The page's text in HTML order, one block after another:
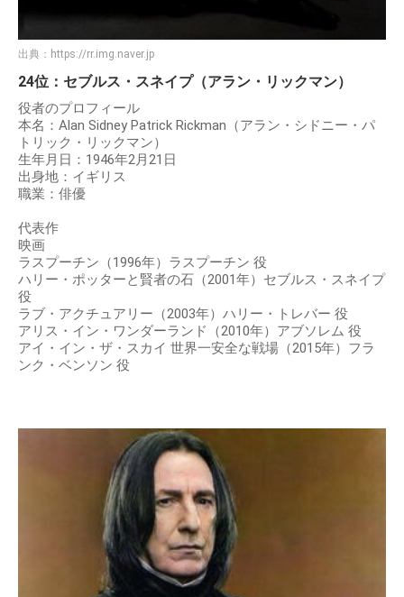
出典： https://rr.img.naver.jp
24位：セブルス・スネイプ（アラン・リックマン）
役者のプロフィール
本名：Alan Sidney Patrick Rickman（アラン・シドニー・パ
トリック・リックマン）
生年月日：1946年2月21日
出身地：イギリス
職業：俳優
代表作
映画
ラスプーチン（1996年）ラスプーチン 役
ハリー・ポッターと賢者の石（2001年）セブルス・スネイプ
役
ラブ・アクチュアリー（2003年）ハリー・トレバー 役
アリス・イン・ワンダーランド（2010年）アブソレム 役
アイ・イン・ザ・スカイ 世界一安全な戦場（2015年）フラ
ンク・ベンソン 役